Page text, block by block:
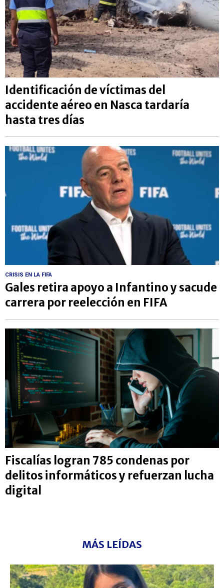
Identificación de víctimas del
accidente aéreo en Nasca tardaría
hasta tres días
CRISIS EN LA FIFA
Gales retira apoyo a Infantino y sacude
carrera por reelección en FIFA
Fiscalías logran 785 condenas por
delitos informáticos y refuerzan lucha
digital
MÁS LEÍDAS